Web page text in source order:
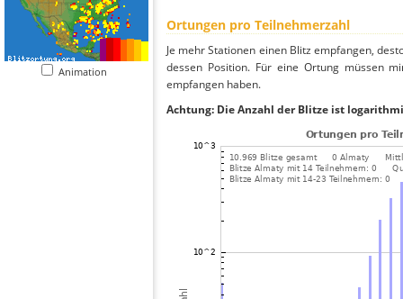
Animation
Ortungen pro Teilnehmerzahl
Je mehr Stationen einen Blitz empfangen,
dessen Position. Für eine Ortung müssen
empfangen haben.
Achtung: Die Anzahl der Blitze ist